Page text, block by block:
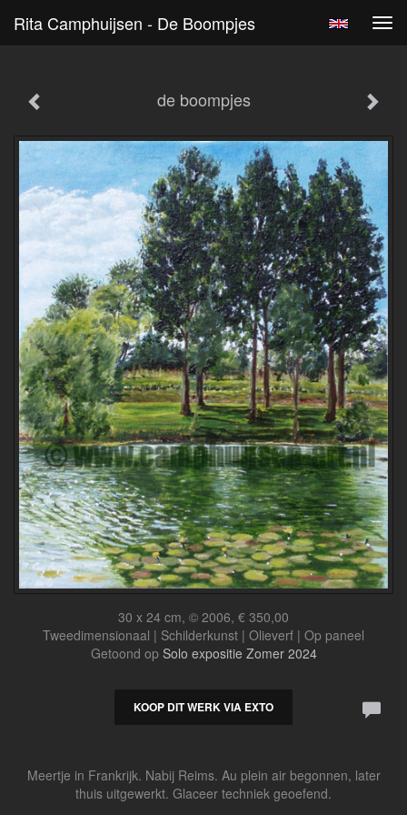
Rita Camphuijsen - De Boompjes
de boompjes
30 x 24 cm, © 2006, € 350,00
Tweedimensionaal | Schilderkunst | Olieverf | Op paneel
Getoond op Solo expositie Zomer 2024
KOOP DIT WERK VIA EXTO
Meertje in Frankrijk. Nabij Reims. Au plein air begonnen, later
thuis uitgewerkt. Glaceer techniek geoefend.